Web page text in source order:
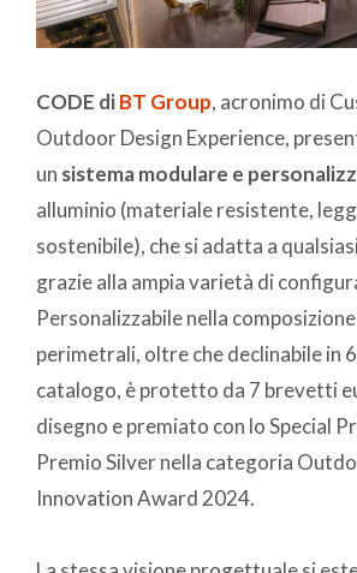
CODE diBT Group, acronimo di
Outdoor Design Experience,
un sistema modulare e
alluminio (materiale resistente,
sostenibile), che si adatta a
grazie alla ampia varietà di
Personalizzabile nella
perimetrali, oltre che declinabile in
catalogo, è protetto da 7 brevetti
disegno e premiato con lo Special
Premio Silver nella categoria
Innovation Award 2024.